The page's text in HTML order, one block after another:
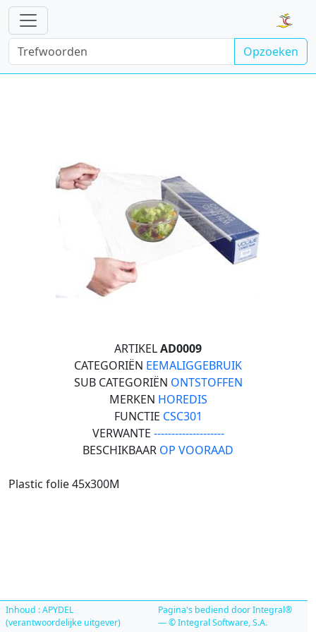
Opzoeken
ARTIKELAD0009
CATEGORIËN EEMALIGGEBRUIK
SUB CATEGORIËN ONTSTOFFEN
MERKEN HOREDIS
FUNCTIE CSC301
VERWANTE --------------------
BESCHIKBAAR OP VOORAAD
Plastic folie 45x300M
Inhoud : APYDEL
(verantwoordelijke uitgever)
Pagina's bediend door Integral®
— © Integral Software, S.A.